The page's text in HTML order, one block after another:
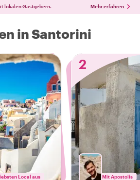
lokalen Gastgebern. Mehr erfahren
in Santorini
Local aus
2
Mit Apostolis